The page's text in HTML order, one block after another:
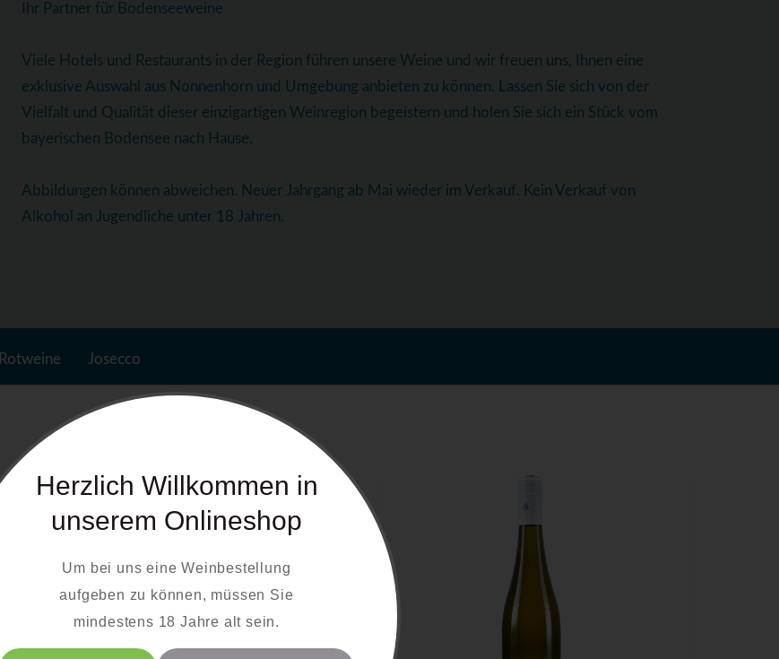
Ihr Partner für Bodenseeweine
Viele Hotels und Restaurants in der Region führen unsere Weine und wir freuen uns, Ihnen eine
exklusive Auswahl aus Nonnenhorn und Umgebung anbieten zu können. Lassen Sie sich von der
Vielfalt und Qualität dieser einzigartigen Weinregion begeistern und holen Sie sich ein Stück vom
bayerischen Bodensee nach Hause.
Abbildungen können abweichen. Neuer Jahrgang ab Mai wieder im Verkauf. Kein Verkauf von
Alkohol an Jugendliche unter 18 Jahren.
Rotweine Josecco
Herzlich Willkommen in
unserem Onlineshop
Um bei uns eine Weinbestellung
aufgeben zu können, müssen Sie
mindestens 18 Jahre alt sein.